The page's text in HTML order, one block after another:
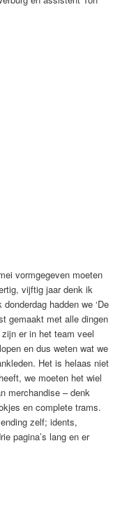
vormgegeven moeten
vijftig jaar denk ik
hadden we ‘De
gemaakt met alle dingen
er in het team veel
en dus weten wat we
Het is helaas niet
we moeten het wiel
merchandise – denk
en complete trams.
zelf; idents,
pagina’s lang en er